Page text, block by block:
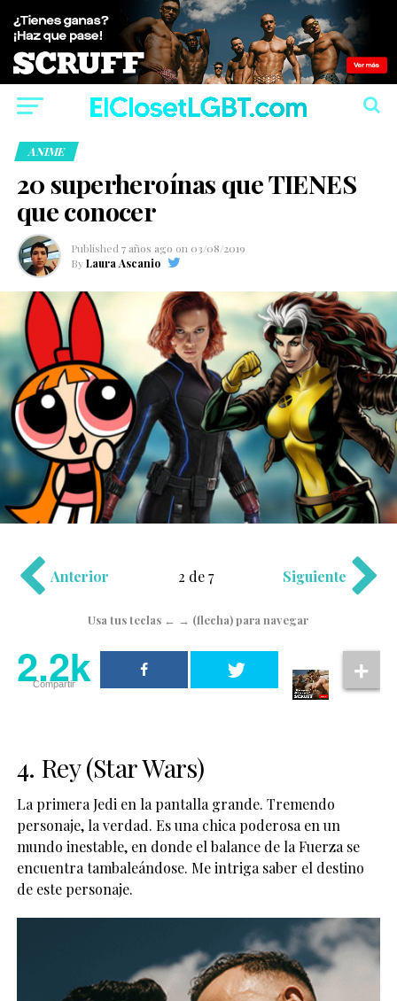
ANIME
20 superheroínas que TIENES
que conocer
Published 7 años ago on 03/08/2019
By Laura Ascanio
Anterior 2 de 7 Siguiente
Usa tus teclas ← → (flecha) para navegar
2.2k
Compartir
4. Rey (Star Wars)
La primera Jedi en la pantalla grande. Tremendo
personaje, la verdad. Es una chica poderosa en un
mundo inestable, en donde el balance de la Fuerza se
encuentra tambaleándose. Me intriga saber el destino
de este personaje.